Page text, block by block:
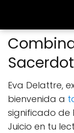
Eva Delattre,
bienvenida a
significado de
Juicio en tu